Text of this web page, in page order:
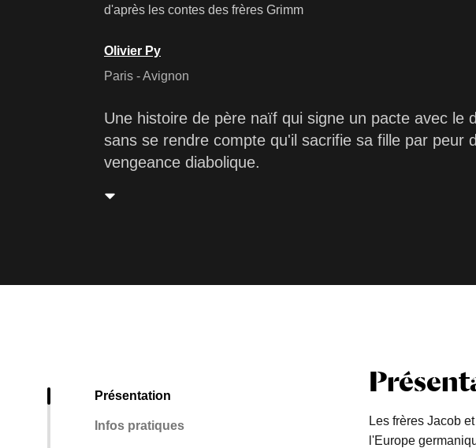
d'après les contes des frères Grimm
Olivier Py
Paris - Avignon
Une histoire de père naïf qui signe un pacte avec le
sans se rendre compte qu'il sacrifie sa fille par peur
vengeance diabolique.
Présentation
Infos pratiques
Les frères Jacob
l'Europe